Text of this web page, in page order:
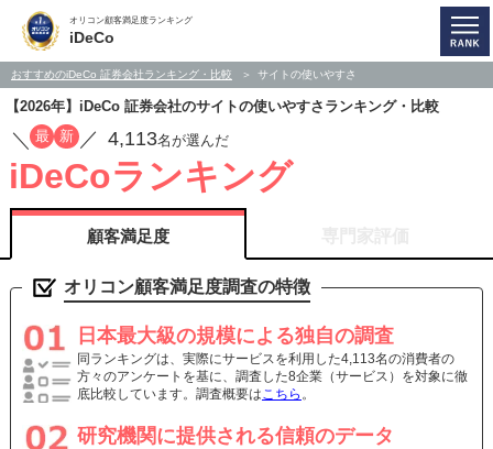
オリコン顧客満足度ランキング
iDeCo
おすすめのiDeCo 証券会社ランキング・比較 サイトの使いやすさ
【2026年】iDeCo 証券会社のサイトの使いやすさランキング・比較
／ 最 新 ／ 4,113名が選んだ
iDeCoランキング
顧客満足度
オリコン顧客満足度調査の特徴
日本最大級の規模による独自の調査
同ランキングは、実際にサービスを利用した4,113名の消費者の
方々のアンケートを基に、調査した8企業（サービス）を対象に徹
底比較しています。調査概要はこちら 。
研究機関に提供される信頼のデータ